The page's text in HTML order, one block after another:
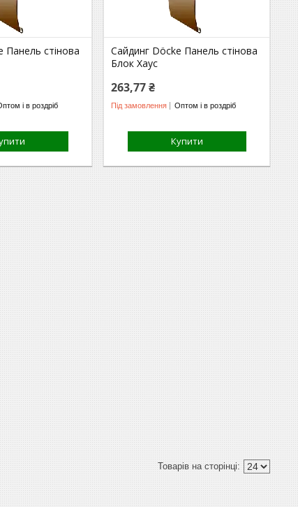
Панель стінова
і в роздріб
Сайдинг Döcke Панель стінова
Блок Хаус
263,77 ₴
Під замовлення Оптом і в роздріб
Купити